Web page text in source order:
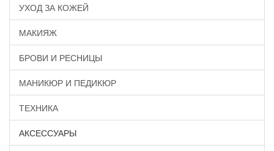
УХОД ЗА КОЖЕЙ
МАКИЯЖ
БРОВИ И РЕСНИЦЫ
МАНИКЮР И ПЕДИКЮР
ТЕХНИКА
АКСЕССУАРЫ